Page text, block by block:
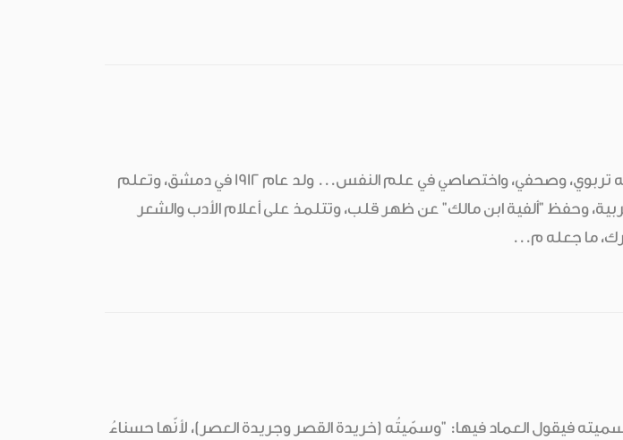
خالد فخري قوطرَش كاتب، ومربٍّ، ونقابي، وموجه تربوي، وصحفي، واختصاصي في علم النفس... ولد عام 1912 في دمشق، وتعلم
وحفظ "ألفية ابن مالك" عن ظهر قلب، وتتلمذ على أعلام الأدب والشعر
ما جعله م...
الأَصفهانيّ (519-597هـ). أمّا تَسميته فيقول العماد فيها: "وسمّيتُه (خريدة القصر وجريدة العصر)، لأنّها حسناءُ